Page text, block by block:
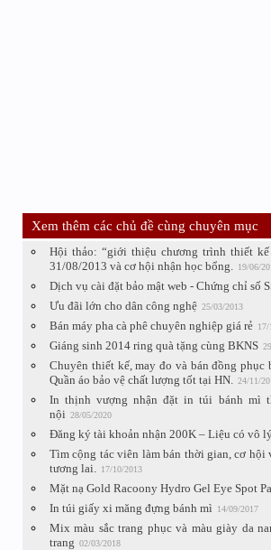
Xem thêm các chủ đề cùng chuyên mục
Hội thảo: “giới thiệu chương trình thiết
31/08/2013 và cơ hội nhận học bổng. 19/06/
Dịch vụ cài đặt bảo mật web - Chứng chỉ số
Ưu đãi lớn cho dân công nghệ 25/03/2013
Bán máy pha cà phê chuyên nghiệp giá rẻ
Giáng sinh 2014 ring quà tặng cùng BKNS
Chuyên thiết kế, may đo và bán đồng phục
Quần áo bảo vệ chất lượng tốt tại HN. 24/11/
In thịnh vượng nhận đặt in túi bánh mì
nội 28/05/2020
Đăng ký tài khoản nhận 200K – Liệu có vô
Tìm cộng tác viên làm bán thời gian, cơ hội
tương lai. 17/10/2013
Mặt nạ Gold Racoony Hydro Gel Eye Spot
In túi giấy xi măng đựng bánh mì 14/09/2017
Mix màu sắc trang phục và màu giày da
trang 02/03/2018